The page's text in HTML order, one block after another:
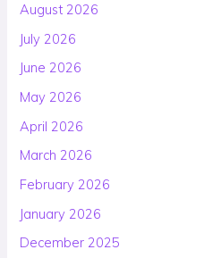
August 2026
July 2026
June 2026
May 2026
April 2026
March 2026
February 2026
January 2026
December 2025